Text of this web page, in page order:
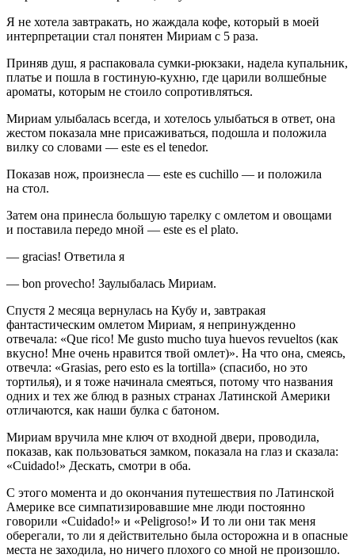
Я не хотела завтракать, но жаждала кофе, который в моей
интерпретации стал понятен Мириам с 5 раза.
Приняв душ, я распаковала сумки-рюкзаки, надела купальник,
платье и пошла в гостиную-кухню, где царили волшебные
ароматы, которым не стоило сопротивляться.
Мириам улыбалась всегда, и хотелось улыбаться в ответ, она
жестом показала мне присаживаться, подошла и положила
вилку со словами — este es el tenedor.
Показав нож, произнесла — este es cuchillo — и положила
на стол.
Затем она принесла большую тарелку с омлетом и овощами
и поставила передо мной — este es el plato.
— gracias! Ответила я
— bon provecho! Заулыбалась Мириам.
Спустя 2 месяца вернулась на Кубу и, завтракая
фантастическим омлетом Мириам, я непринужденно
отвечала: «Que rico! Me gusto mucho tuya huevos revueltos (как
вкусно! Мне очень нравится твой омлет)». На что она, смеясь,
отвечла: «Grasias, pero esto es la tortilla» (спасибо, но это
тортилья), и я тоже начинала смеяться, потому что названия
одних и тех же блюд в разных странах Латинской Америки
отличаются, как наши булка с батоном.
Мириам вручила мне ключ от входной двери, проводила,
показав, как пользоваться замком, показала на глаз и сказала:
«Cuidado!» Дескать, смотри в оба.
С этого момента и до окончания путешествия по Латинской
Америке все симпатизировавшие мне люди постоянно
говорили «Cuidado!» и «Peligroso!» И то ли они так меня
оберегали, то ли я действительно была осторожна и в опасные
места не заходила, но ничего плохого со мной не произошло.